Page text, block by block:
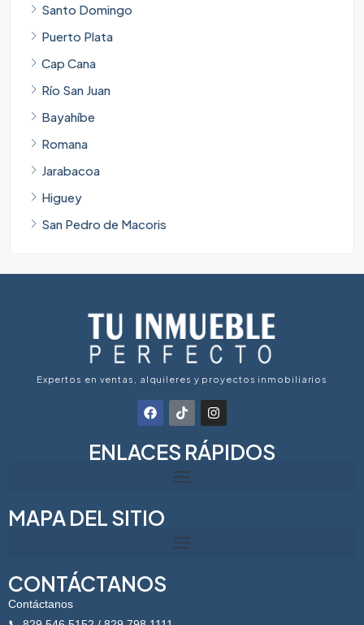
Santo Domingo
Puerto Plata
Cap Cana
Río San Juan
Bayahíbe
Romana
Jarabacoa
Higuey
San Pedro de Macoris
Expertos en ventas, alquileres y proyectos inmobiliarios
ENLACES RÁPIDOS
MAPA DEL SITIO
CONTÁCTANOS
Contáctanos